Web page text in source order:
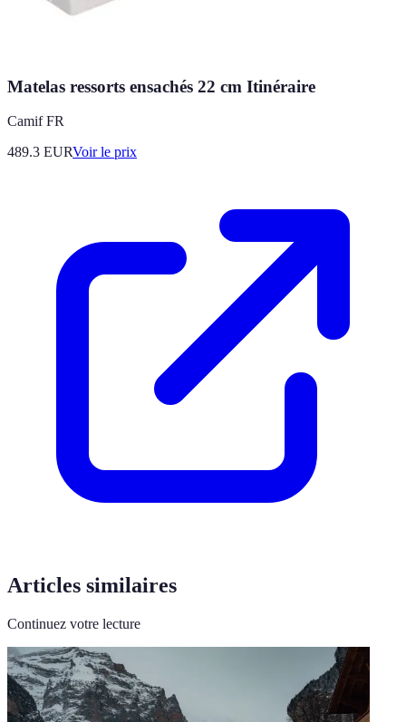
Matelas ressorts ensachés 22 cm Itinéraire
Camif FR
489.3 EURVoir le prix
Articles similaires
Continuez votre lecture